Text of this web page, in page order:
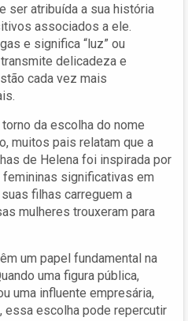
ser atribuída a sua história
associados a ele.
e significa “luz” ou
transmite delicadeza e
cada vez mais
da escolha do nome
muitos pais relatam que a
de Helena foi inspirada por
significativas em
filhas carreguem a
mulheres trouxeram para
um papel fundamental na
uma figura pública,
uma influente empresária,
essa escolha pode repercutir